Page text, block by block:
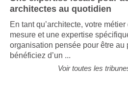
Une expertise locale pour
architectes au quotidien
En tant qu’architecte, votre
mesure et une expertise
organisation pensée pour être au